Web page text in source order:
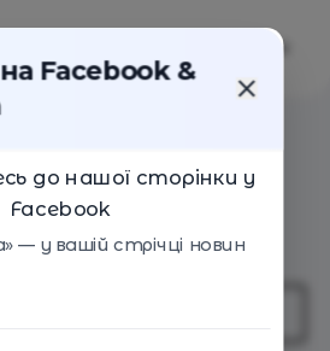
Facebook &
до нашої сторінки у
Facebook
— у вашій стрічці новин